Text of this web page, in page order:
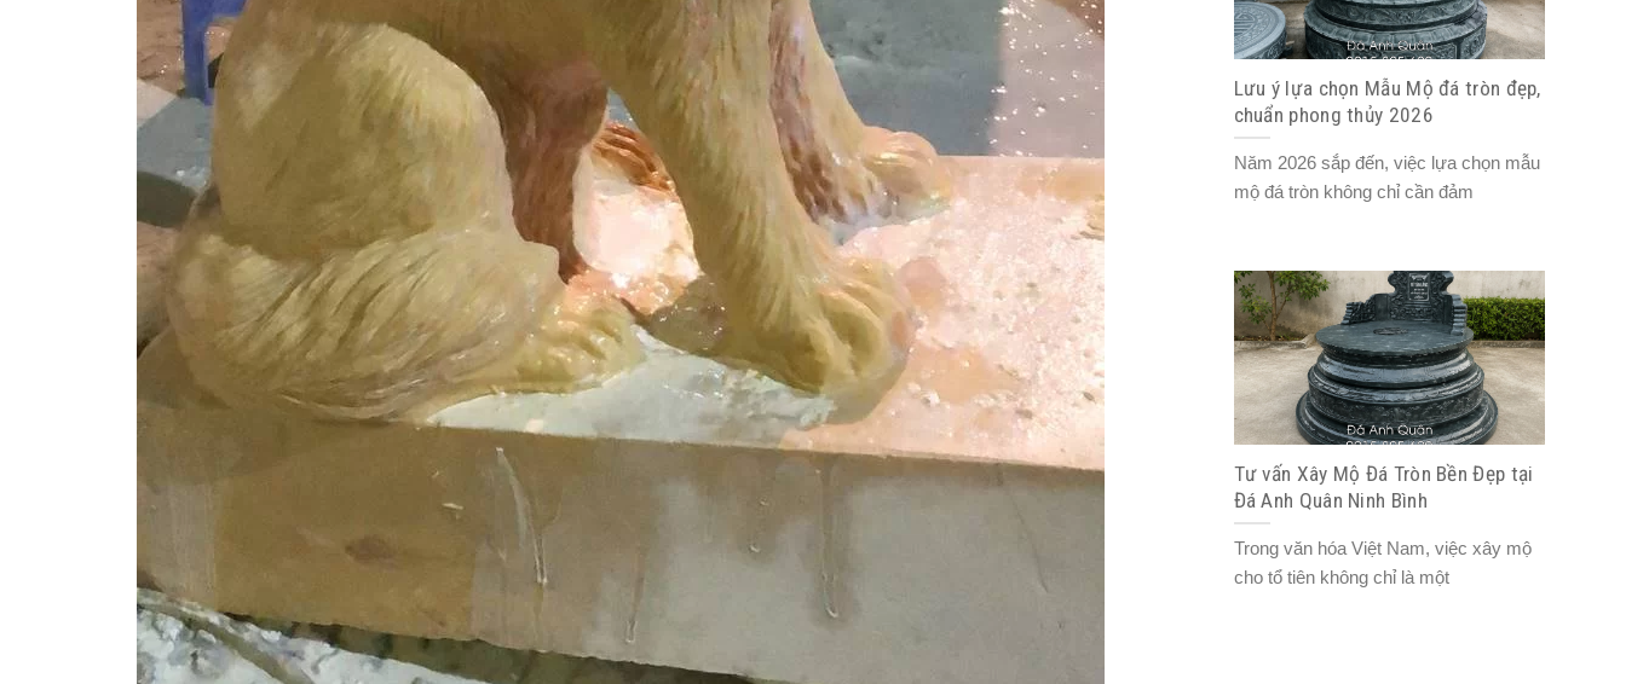
Lưu ý lựa chọn Mẫu Mộ đá tròn đẹp,
chuẩn phong thủy 2026
Năm 2026 sắp đến, việc lựa chọn mẫu
mộ đá tròn không chỉ cần đảm
Tư vấn Xây Mộ Đá Tròn Bền Đẹp tại
Đá Anh Quân Ninh Bình
Trong văn hóa Việt Nam, việc xây mộ
cho tổ tiên không chỉ là một